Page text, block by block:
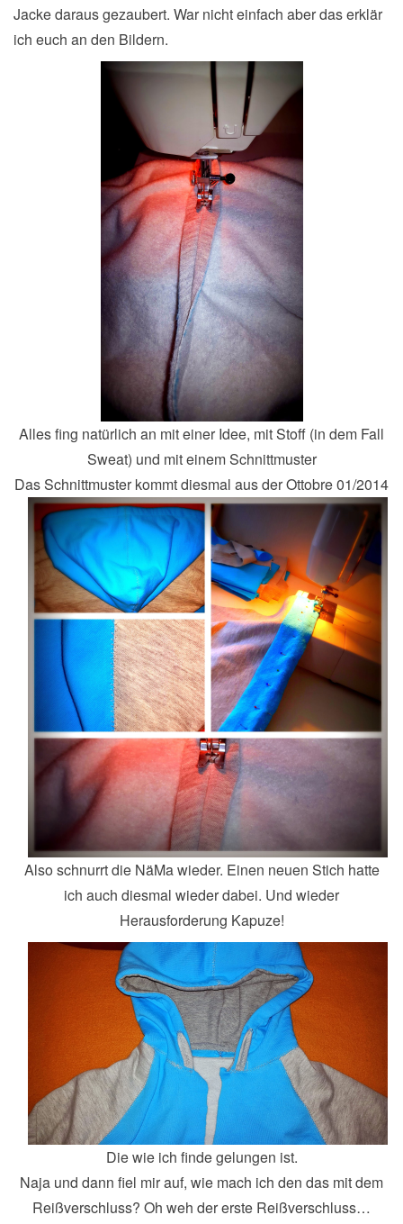
Jacke daraus gezaubert. War nicht einfach aber das erklär
ich euch an den Bildern.
Alles fing natürlich an mit einer Idee, mit Stoff (in dem Fall
Sweat) und mit einem Schnittmuster
Das Schnittmuster kommt diesmal aus der Ottobre 01/2014
Also schnurrt die NäMa wieder. Einen neuen Stich hatte
ich auch diesmal wieder dabei. Und wieder
Herausforderung Kapuze!
Die wie ich finde gelungen ist.
Naja und dann fiel mir auf, wie mach ich den das mit dem
Reißverschluss? Oh weh der erste Reißverschluss…